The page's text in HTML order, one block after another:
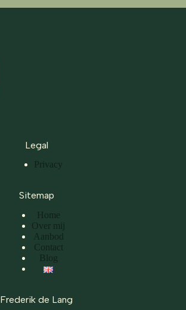
Legal
Privacy
Sitemap
Home
Over mij
Aanbod
Contact
Blog
Frederik de Lang